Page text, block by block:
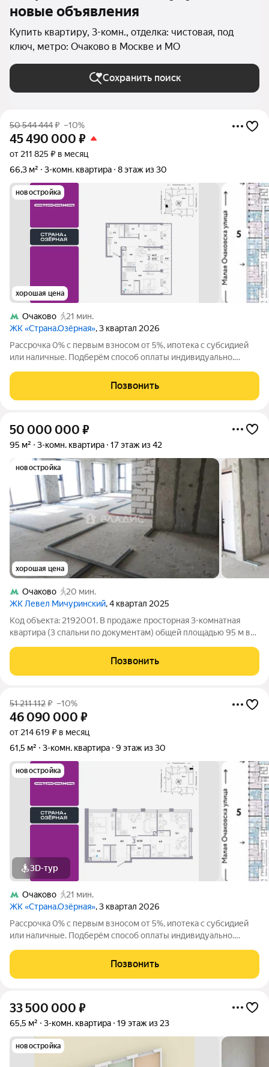
новые объявления
Купить квартиру, 3-комн., отделка: чистовая, под
ключ, метро: Очаково в Москве и МО
Сохранить поиск
50 544 444₽ –10%
45 490 000 ₽
от 211 825 ₽ в месяц
66,3 м²
3-комн. квартира 8 этаж из 30
новостройка
хорошая цена
Очаково
21 мин.
ЖК «Страна.Озёрная», 3 квартал 2026
Рассрочка 0% с первым взносом от 5%, ипотека с субсидией
или наличные. Подберём способ оплаты индивидуально.
Продается 3комнатная квартира на 8 этаже от застройщика
Страна Девелопмент.
Позвонить
50 000 000 ₽
95 м² 3-комн. квартира 17 этаж из 42
новостройка
хорошая цена
Очаково
20 мин.
ЖК Левел Мичуринский, 4 квартал 2025
Код объекта: 2192001. В продаже просторная 3-комнатная
квартира (3 спальни по документам) общей площадью 95 м в
Мичуринский. Звоните прямо сейчас... О квартире: Высота
потолков в чистом виде составляет
Позвонить
51 211 112₽ –10%
46 090 000 ₽
от 214 619 ₽ в месяц
61,5 м²
3-комн. квартира 9 этаж из 30
новостройка
3D-тур
Очаково
21 мин.
ЖК «Страна.Озёрная», 3 квартал 2026
Рассрочка 0% с первым взносом от 5%, ипотека с субсидией
или наличные. Подберём способ оплаты индивидуально.
Продается 3комнатная квартира на 9 этаже от застройщика
Страна Девелопмент.
Позвонить
33 500 000 ₽
65,5 м² 3-комн. квартира 19 этаж из 23
новостройка